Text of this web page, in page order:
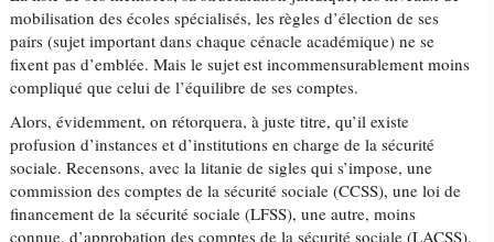
mobilisation des écoles spécialisés, les règles d’élection de ses
pairs (sujet important dans chaque cénacle académique) ne se
fixent pas d’emblée. Mais le sujet est incommensurablement moins
compliqué que celui de l’équilibre de ses comptes.
Alors, évidemment, on rétorquera, à juste titre, qu’il existe
profusion d’instances et d’institutions en charge de la sécurité
sociale. Recensons, avec la litanie de sigles qui s’impose, une
commission des comptes de la sécurité sociale (CCSS), une loi de
financement de la sécurité sociale (LFSS), une autre, moins
connue, d’approbation des comptes de la sécurité sociale (LACSS),